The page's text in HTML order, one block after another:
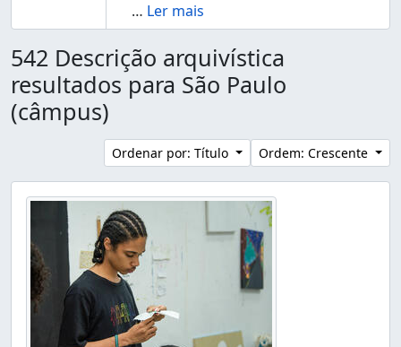
… Ler mais
542 Descrição arquivística
resultados para São Paulo
(câmpus)
Ordenar por: Título Ordem: Crescente